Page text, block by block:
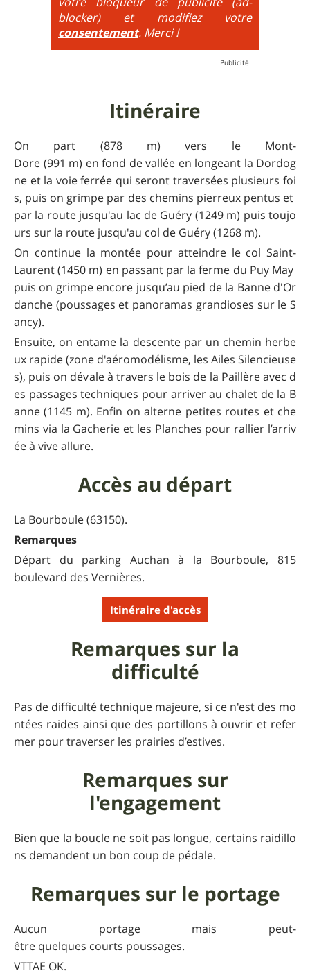
très raide avec épingles trialisantes !
blocker) et modifiez votre
consentement. Merci !
Itinéraire
On part (878 m) vers le Mont-
Dore (991 m) en fond de vallée en longeant la Dordog
ne et la voie ferrée qui seront traversées plusieurs foi
s, puis on grimpe par des chemins pierreux pentus et
par la route jusqu'au lac de Guéry (1249 m) puis toujo
urs sur la route jusqu'au col de Guéry (1268 m).
On continue la montée pour atteindre le col Saint-
Laurent (1450 m) en passant par la ferme du Puy May
puis on grimpe encore jusqu’au pied de la Banne d'Or
danche (poussages et panoramas grandioses sur le S
ancy).
Ensuite, on entame la descente par un chemin herbe
ux rapide (zone d'aéromodélisme, les Ailes Silencieuse
s), puis on dévale à travers le bois de la Paillère avec d
es passages techniques pour arriver au chalet de la B
anne (1145 m). Enfin on alterne petites routes et che
mins via la Gacherie et les Planches pour rallier l’arriv
ée à vive allure.
Accès au départ
La Bourboule (63150).
Remarques
Départ du parking Auchan à la Bourboule, 815
boulevard des Vernières.
Itinéraire d'accès
Remarques sur la
difficulté
Pas de difficulté technique majeure, si ce n'est des mo
ntées raides ainsi que des portillons à ouvrir et refer
mer pour traverser les prairies d’estives.
Remarques sur
l'engagement
Bien que la boucle ne soit pas longue, certains raidillo
ns demandent un bon coup de pédale.
Remarques sur le portage
Aucun portage mais peut-
être quelques courts poussages.
VTTAE OK.